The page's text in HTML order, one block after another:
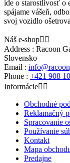
ide o starostlivosť o
spájame vášeň,
svoj vozidlo
Náš e-shop 
Address : Racoon
Slovensko
Email :
Phone : +421 908
Informácie 
Obchodné
Reklamačný
Spracovanie
Používanie
Kontakt
Mapa
Predajne